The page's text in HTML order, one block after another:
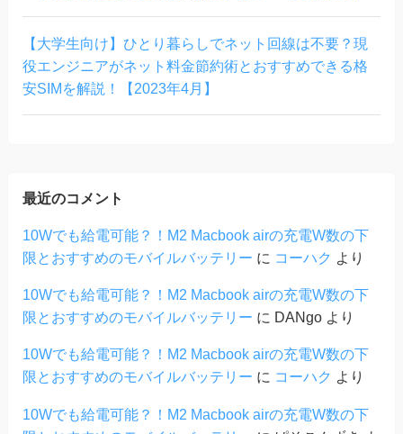
【大学生向け】ひとり暮らしでネット回線は不要？現
役エンジニアがネット料金節約術とおすすめできる格
安SIMを解説！【2023年4月】
最近のコメント
10Wでも給電可能？！M2 Macbook airの充電W数の下
限とおすすめのモバイルバッテリー に コーハク より
10Wでも給電可能？！M2 Macbook airの充電W数の下
限とおすすめのモバイルバッテリー に DANgoより
10Wでも給電可能？！M2 Macbook airの充電W数の下
限とおすすめのモバイルバッテリー に コーハク より
10Wでも給電可能？！M2 Macbook airの充電W数の下